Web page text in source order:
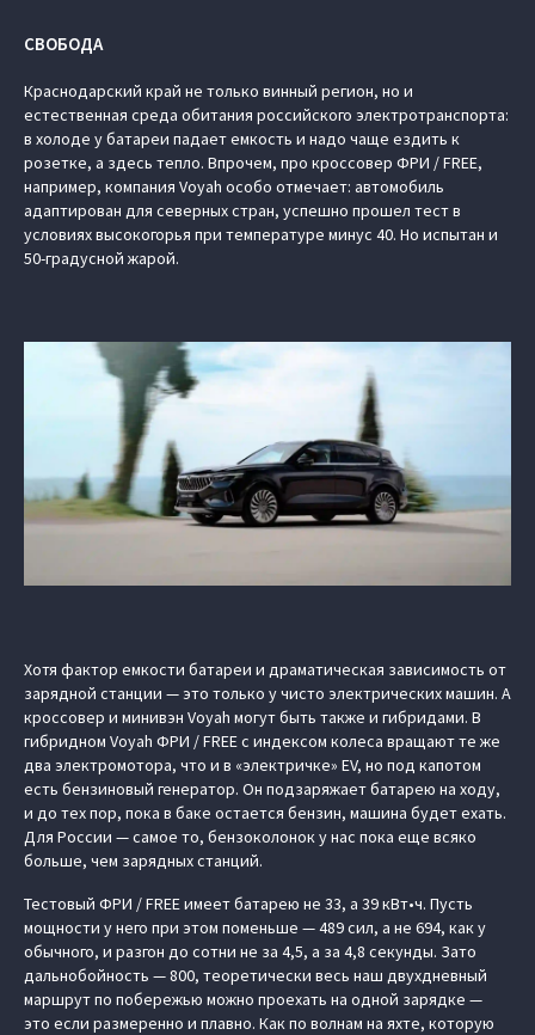
СВОБОДА
Краснодарский край не только винный регион, но и
естественная среда обитания российского электротранспорта:
в холоде у батареи падает емкость и надо чаще ездить к
розетке, а здесь тепло. Впрочем, про кроссовер ФРИ / FREE,
например, компания Voyah особо отмечает: автомобиль
адаптирован для северных стран, успешно прошел тест в
условиях высокогорья при температуре минус 40. Но испытан и
50-градусной жарой.
Хотя фактор емкости батареи и драматическая зависимость от
зарядной станции — это только у чисто электрических машин. А
кроссовер и минивэн Voyah могут быть также и гибридами. В
гибридном Voyah ФРИ / FREE с индексом колеса вращают те же
два электромотора, что и в «электричке» EV, но под капотом
есть бензиновый генератор. Он подзаряжает батарею на ходу,
и до тех пор, пока в баке остается бензин, машина будет ехать.
Для России — самое то, бензоколонок у нас пока еще всяко
больше, чем зарядных станций.
Тестовый ФРИ / FREE имеет батарею не 33, а 39 кВт•ч. Пусть
мощности у него при этом поменьше — 489 сил, а не 694, как у
обычного, и разгон до сотни не за 4,5, а за 4,8 секунды. Зато
дальнобойность — 800, теоретически весь наш двухдневный
маршрут по побережью можно проехать на одной зарядке —
это если размеренно и плавно. Как по волнам на яхте, которую